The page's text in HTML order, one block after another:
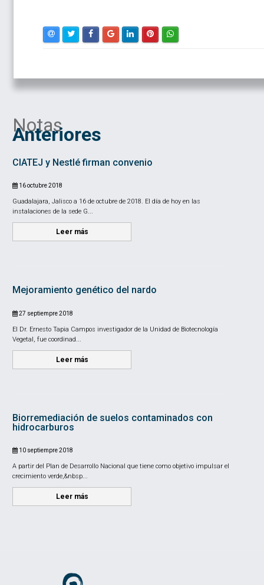
Notas
Anteriores
CIATEJ y Nestlé firman convenio
16 octubre 2018
Guadalajara, Jalisco a 16 de octubre de 2018. El día de hoy en las
instalaciones de la sede G...
Leer más
Mejoramiento genético del nardo
27 septiempre 2018
El Dr. Ernesto Tapia Campos investigador de la Unidad de Biotecnología
Vegetal, fue coordinad...
Leer más
Biorremediación de suelos contaminados con
hidrocarburos
10 septiempre 2018
A partir del Plan de Desarrollo Nacional que tiene como objetivo impulsar el
crecimiento verde,&nbsp...
Leer más